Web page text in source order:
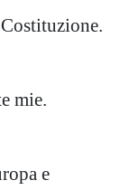
mie.
e